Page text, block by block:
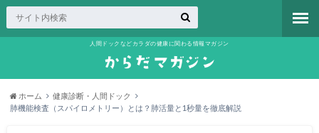
人間ドックなどカラダの健康に関わる情報マガジン
ホーム
健康診断・人間ドック
肺機能検査（スパイロメトリー）とは？肺活量と1秒量を徹底解説